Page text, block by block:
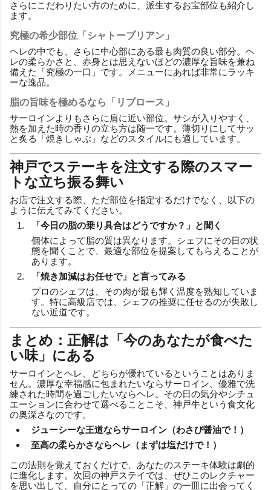
さらにこだわりたい方のために、派生するお宝部位も紹介し
ます。
究極の希少部位「シャトーブリアン」
ヘレの中でも、さらに中心部にある最も肉質の良い部分。ヘ
レの柔らかさと、赤身とは思えないほどの濃厚な旨味を兼ね
備えた「究極の一口」です。メニューにあれば非常にラッキ
ーな逸品。
脂の旨味を極めるなら「リブロース」
サーロインよりもさらに肩に近い部位。サシが入りやすく、
熱を加えた時の香りの立ち方は随一です。薄切りにしてサッ
と炙る「焼きしゃぶ」などのスタイルにも適しています。
神戸でステーキを注文する際のスマー
トな立ち振る舞い
お店で注文する際、ただ部位を指定するだけでなく、以下の
ように伝えてみてください。
「今日の脂の乗り具合はどうですか？」と聞く
個体によって脂の質は異なります。シェフにその日の状
態を聞くことで、最適な部位を提案してもらえることが
あります。
「焼き加減はお任せで」と言ってみる
プロのシェフは、その肉が最も輝く温度を熟知していま
す。特に高級店では、シェフの推奨に任せるのが失敗し
ない近道です。
まとめ：正解は「今のあなたが食べた
い味」にある
サーロインとヘレ、どちらが優れているということはありま
せん。濃厚な幸福感に包まれたいならサーロイン、優雅で洗
練された時間を過ごしたいならヘレ。その日の気分やシチュ
エーションに合わせて選べることこそ、神戸牛という食文化
の奥深さなのです。
ジューシーな王道ならサーロイン（わさび醤油で！）
至高の柔らかさならヘレ（まずは塩だけで！）
この法則を覚えておくだけで、あなたのステーキ体験は劇的
に進化します。次回の神戸ステイでは、ぜひこのレクチャー
を思い出して、自分にとっての「正解」の一皿に出会ってく